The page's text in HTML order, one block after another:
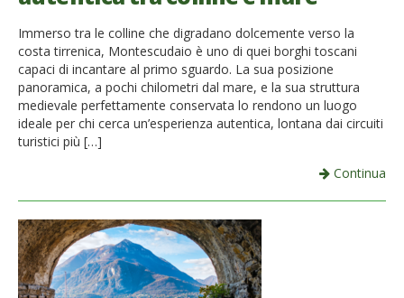
Immerso tra le colline che digradano dolcemente verso la
costa tirrenica, Montescudaio è uno di quei borghi toscani
capaci di incantare al primo sguardo. La sua posizione
panoramica, a pochi chilometri dal mare, e la sua struttura
medievale perfettamente conservata lo rendono un luogo
ideale per chi cerca un’esperienza autentica, lontana dai circuiti
turistici più […]
Continua